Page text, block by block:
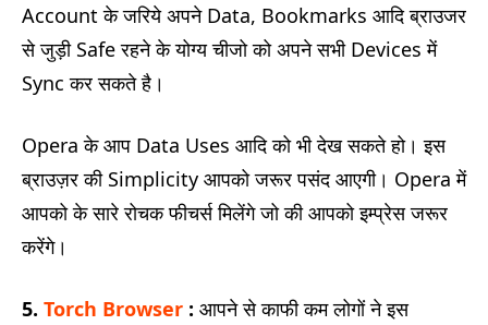
Account के जरिये अपने Data, Bookmarks आदि ब्राउजर
से जुड़ी Safe रहने के योग्य चीजो को अपने सभी Devices में
Sync कर सकते है।
Opera के आप Data Uses आदि को भी देख सकते हो। इस
ब्राउज़र की Simplicity आपको जरूर पसंद आएगी। Opera में
आपको के सारे रोचक फीचर्स मिलेंगे जो की आपको इम्प्रेस जरूर
करेंगे।
5. Torch Browser : आपने से काफी कम लोगों ने इस